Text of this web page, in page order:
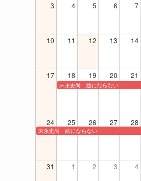
3 4 5 6 7
10 11 12 13 14
17 18 19 20 21
末永史尚 絵にならない
24 25 26 27 28
末永史尚 絵にならない
31 1 2 3 4